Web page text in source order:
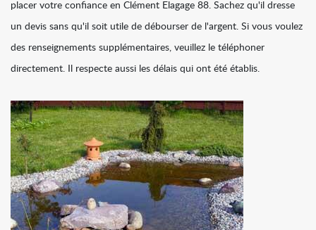
placer votre confiance en Clément Elagage 88. Sachez qu'il dresse
un devis sans qu'il soit utile de débourser de l'argent. Si vous voulez
des renseignements supplémentaires, veuillez le téléphoner
directement. Il respecte aussi les délais qui ont été établis.